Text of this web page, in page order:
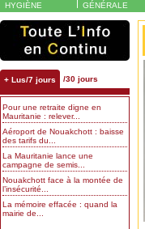
HYGIÈNE
GÉNÉRALE
+ Lus/7 jours /30 jours
Pour une retraite digne en
Mauritanie : relever...
Aéroport de Nouakchott : baisse
des tarifs du...
La Mauritanie lance une
campagne de semis...
Nouakchott face à la montée de
l’insécurité...
La mémoire effacée : quand la
mairie de...